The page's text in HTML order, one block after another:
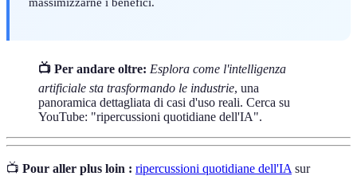
📺 Per andare oltre: Esplora come l'intelligenza
artificiale sta trasformando le industrie, una
panoramica dettagliata di casi d'uso reali. Cerca su
YouTube: "ripercussioni quotidiane dell'IA".
📺 Pour aller plus loin : ripercussioni quotidiane dell'IA sur